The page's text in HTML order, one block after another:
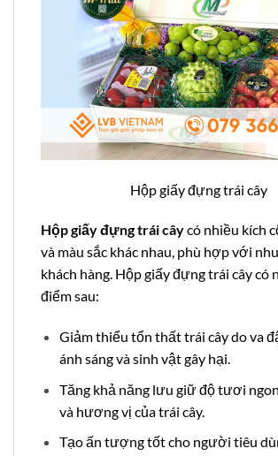
Hộp giấy đựng trái cây
Hộp giấy đựng trái câycó nhiều kích
và màu sắc khác nhau, phù hợp với
khách hàng. Hộp giấy đựng trái cây có
điểm sau:
Giảm thiểu tổn thất trái cây do va
ánh sáng và sinh vật gây hại.
Tăng khả năng lưu giữ độ tươi
và hương vị của trái cây.
Tạo ấn tượng tốt cho người tiêu